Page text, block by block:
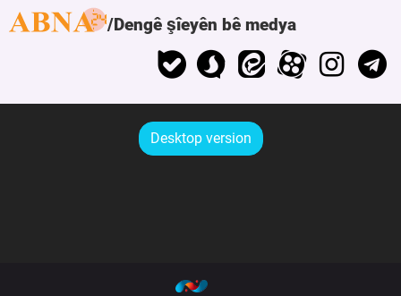
Dengê şîeyên bê medya
Desktop version